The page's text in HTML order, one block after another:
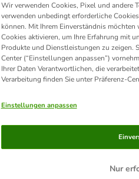
Informationen
Wir verwenden Cookies, Pixel und andere
verwenden unbedingt erforderliche
können. Mit Ihrem Einverständnis
Cookies aktivieren, um Ihre Erfahrung mit
Produkte und Dienstleistungen zu zeigen.
Center (“Einstellungen anpassen”)
Ihrer Daten Verantwortlichen, die
Verarbeitung finden Sie unter Präferenz-
Einstellungen anpassen
Nur